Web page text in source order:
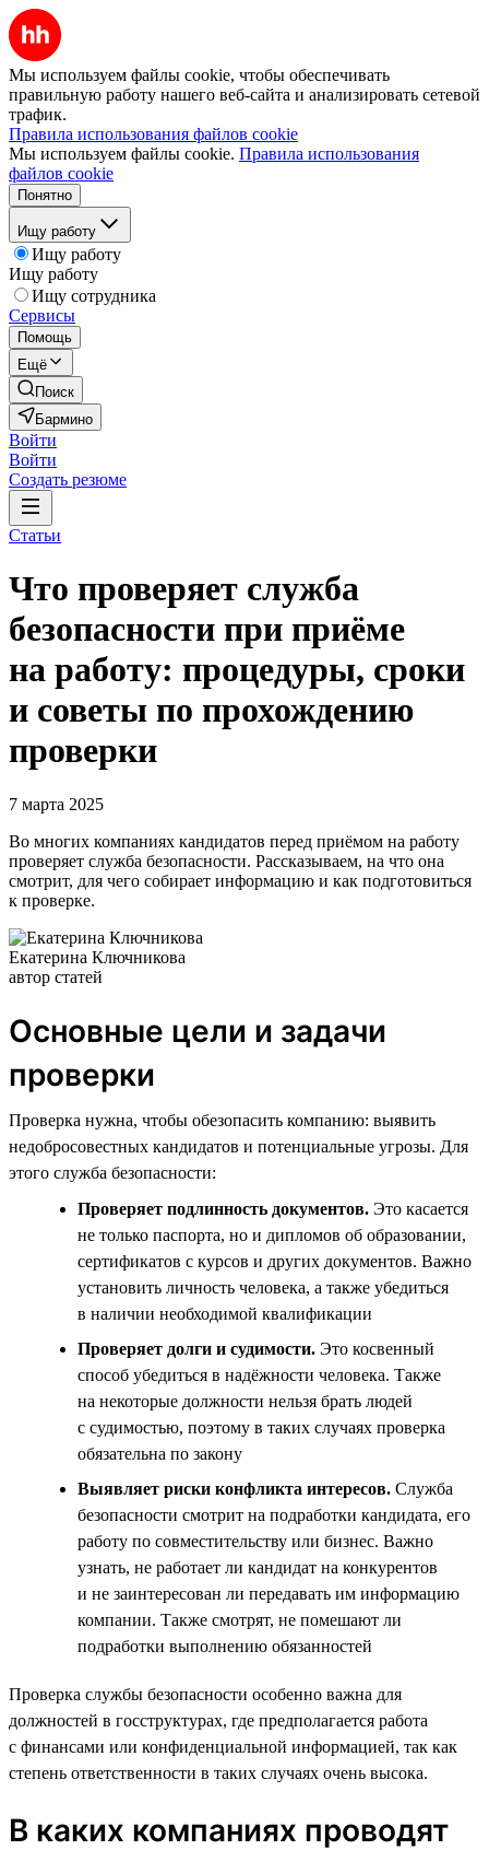
Мы используем файлы cookie, чтобы обеспечивать
правильную работу нашего веб-сайта и анализировать сетевой
трафик.
Правила использования файлов cookie
Мы используем файлы cookie. Правила использования
файлов cookie
Понятно
Ищу работу
Ищу работу
Ищу работу
Ищу сотрудника
Сервисы
Помощь
Ещё
Поиск
Бармино
Войти
Войти
Создать резюме
Статьи
Что проверяет служба
безопасности при приёме
на работу: процедуры, сроки
и советы по прохождению
проверки
7 марта 2025
Во многих компаниях кандидатов перед приёмом на работу
проверяет служба безопасности. Рассказываем, на что она
смотрит, для чего собирает информацию и как подготовиться
к проверке.
Екатерина Ключникова
автор статей
Основные цели и задачи
проверки
Проверка нужна, чтобы обезопасить компанию: выявить
недобросовестных кандидатов и потенциальные угрозы. Для
этого служба безопасности:
Проверяет подлинность документов. Это касается
не только паспорта, но и дипломов об образовании,
сертификатов с курсов и других документов. Важно
установить личность человека, а также убедиться
в наличии необходимой квалификации
Проверяет долги и судимости. Это косвенный
способ убедиться в надёжности человека. Также
на некоторые должности нельзя брать людей
с судимостью, поэтому в таких случаях проверка
обязательна по закону
Выявляет риски конфликта интересов. Служба
безопасности смотрит на подработки кандидата, его
работу по совместительству или бизнес. Важно
узнать, не работает ли кандидат на конкурентов
и не заинтересован ли передавать им информацию
компании. Также смотрят, не помешают ли
подработки выполнению обязанностей
Проверка службы безопасности особенно важна для
должностей в госструктурах, где предполагается работа
с финансами или конфиденциальной информацией, так как
степень ответственности в таких случаях очень высока.
В каких компаниях проводят